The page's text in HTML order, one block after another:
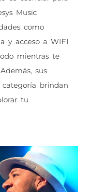
Music
como
y acceso a WIFI
mientras te
sus
brindan
tu